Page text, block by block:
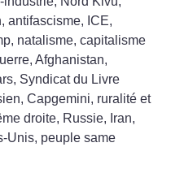
antifascisme, ICE,
natalisme, capitalisme
Afghanistan,
Syndicat du Livre
Capgemini, ruralité et
droite, Russie, Iran,
Unis, peuple same